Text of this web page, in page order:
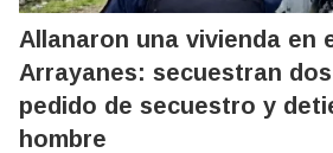
Allanaron una vivienda en
Arrayanes: secuestran
pedido de secuestro y
hombre